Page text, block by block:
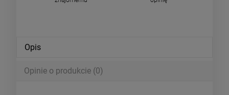
Opis
Opinie o produkcie (0)